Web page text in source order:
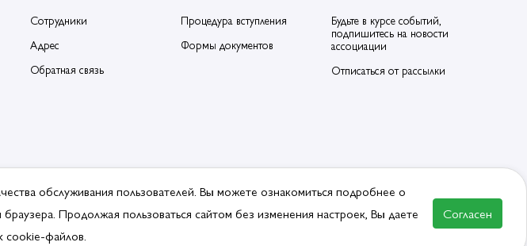
Сотрудники
Адрес
Обратная связь
Процедура вступления
Формы документов
Будьте в курсе событий,
подпишитесь на новости
ассоциации
Отписаться от рассылки
ВСТУПИТЬ В АССОЦИАЦИЮ
обслуживания пользователей. Вы можете ознакомиться подробнее о
Продолжая пользоваться сайтом без изменения настроек, Вы даете
cookie-файлов.
Согласен